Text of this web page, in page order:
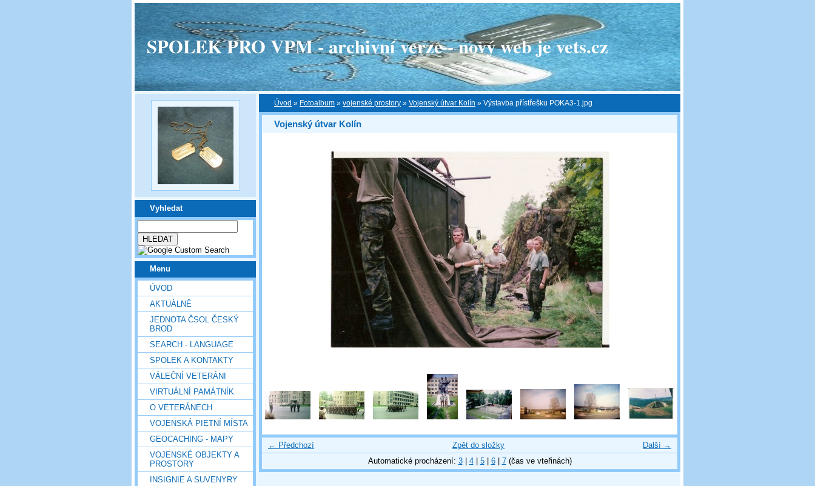
SPOLEK PRO VPM - archivní verze - nový web je vets.cz
Vyhledat
Menu
ÚVOD
AKTUÁLNĚ
JEDNOTA ČSOL ČESKÝ
BROD
SEARCH - LANGUAGE
SPOLEK A KONTAKTY
VÁLEČNÍ VETERÁNI
VIRTUÁLNÍ PAMÁTNÍK
O VETERÁNECH
VOJENSKÁ PIETNÍ MÍSTA
GEOCACHING - MAPY
VOJENSKÉ OBJEKTY A
PROSTORY
INSIGNIE A SUVENYRY
Úvod » Fotoalbum » vojenské prostory » Vojenský útvar Kolín » Výstavba přístřešku POKA3-1.jpg
Vojenský útvar Kolín
← Předchozí Další →
Zpět do složky
Automatické procházení: 3| 4| 5| 6| 7(čas ve vteřinách)